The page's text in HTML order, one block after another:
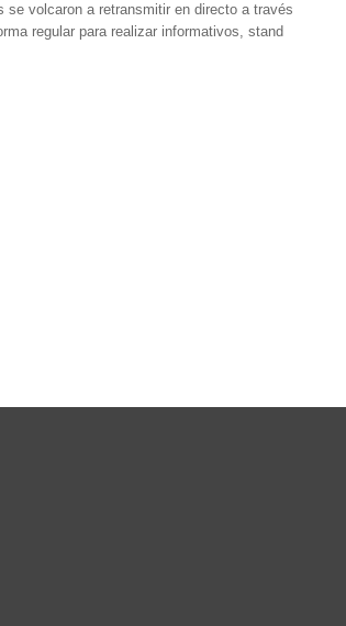
volcaron a retransmitir en directo a través
regular para realizar informativos, stand